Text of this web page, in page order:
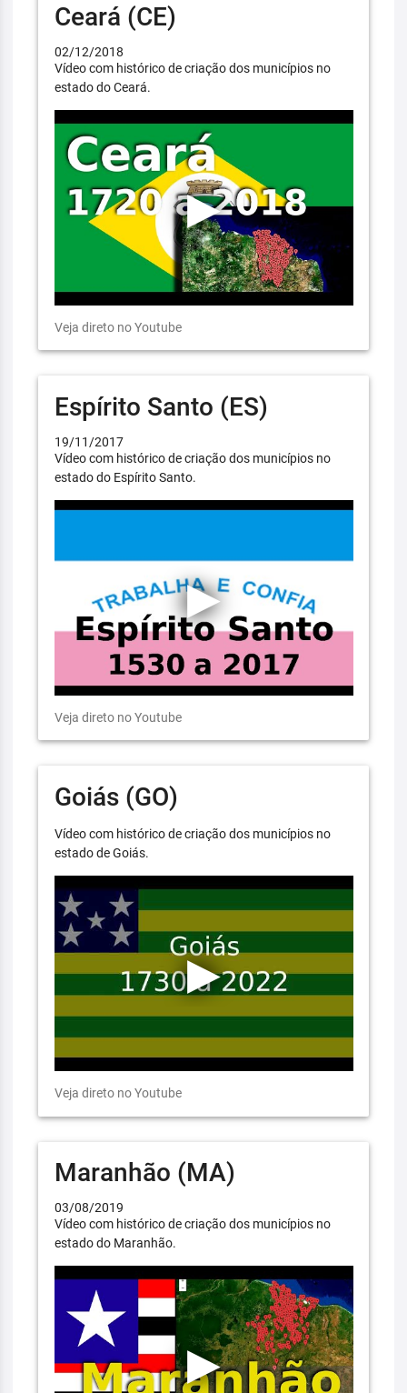
Ceará (CE)
02/12/2018
Vídeo com histórico de criação dos municípios no
estado do Ceará.
Veja direto no Youtube
Espírito Santo (ES)
19/11/2017
Vídeo com histórico de criação dos municípios no
estado do Espírito Santo.
Veja direto no Youtube
Goiás (GO)
Vídeo com histórico de criação dos municípios no
estado de Goiás.
Veja direto no Youtube
Maranhão (MA)
03/08/2019
Vídeo com histórico de criação dos municípios no
estado do Maranhão.